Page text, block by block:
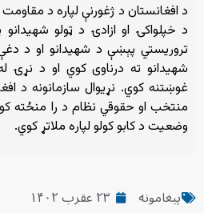
د افغانستان د ژغورنې لپاره د
د خپلواکۍ او ازادۍ د ټولو
تروریستي پېښې د شهیدانو او د
شهیدانو ته درناوى کوي او د نړۍ
غوښتنه کوي. نړیوال سازمانونه د
منتخب او حقوقي نظام د را منځته
وضعیت د کابو کولو لپاره ملاتړ کوي.
پیغامونه ۲۳ عقرب ۱۴۰۲